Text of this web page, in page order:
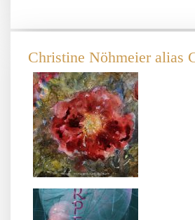
Christine Nöhmeier alias